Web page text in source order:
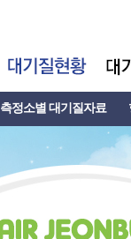
측정소별 대기질자료